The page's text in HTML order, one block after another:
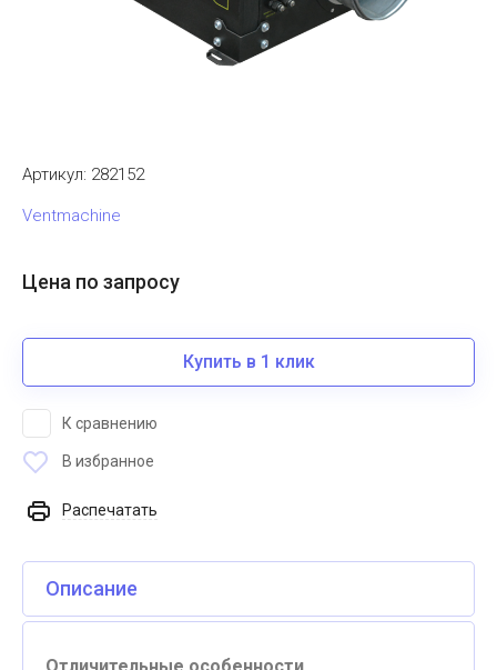
Артикул: 282152
Ventmachine
Цена по запросу
Купить в 1 клик
К сравнению
В избранное
Распечатать
Описание